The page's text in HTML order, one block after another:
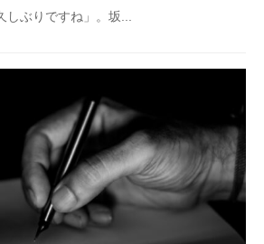
しぶりですね」。坂...